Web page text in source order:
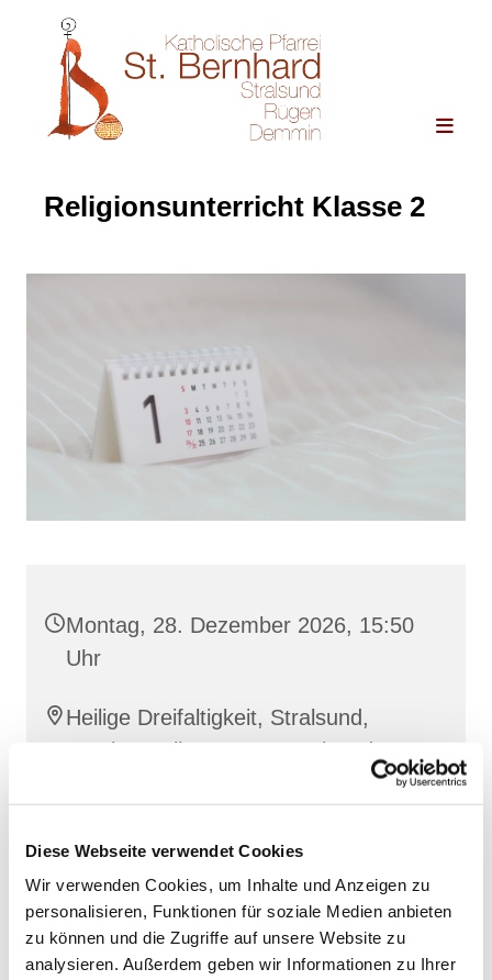
Diese Webseite verwendet Cookies
Wir verwenden Cookies, um Inhalte und Anzeigen zu
personalisieren, Funktionen für soziale Medien anbieten
zu können und die Zugriffe auf unsere Website zu
analysieren. Außerdem geben wir Informationen zu Ihrer
Religionsunterricht Klasse 2
Montag, 28. Dezember 2026, 15:50
Uhr
Heilige Dreifaltigkeit, Stralsund,
Frankenwall 7, 18439 Stralsund
Barbara Siperkow